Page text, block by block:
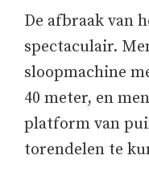
De afbraak van
spectaculair.
sloopmachine
40 meter, en
platform van
torendelen te